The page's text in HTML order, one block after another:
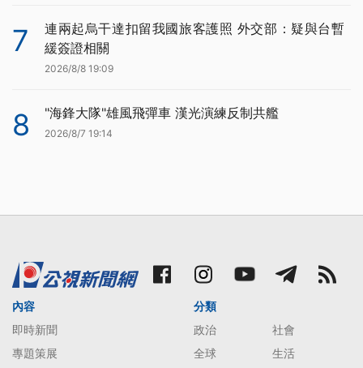
7
連兩起烏干達扣留我國旅客護照 外交部：疑與台暫
緩簽證相關
2026/8/8 19:09
8 "海鋒大隊"雄風飛彈車 漢光演練反制共艦
2026/8/7 19:14
內容
即時新聞
專題策展
分類
政治
社會
全球
生活